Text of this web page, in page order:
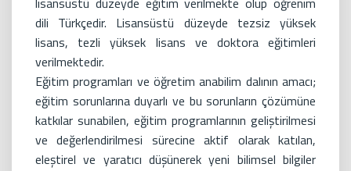
dili Türkçedir. Lisansüstü düzeyde tezsiz yüksek
lisans, tezli yüksek lisans ve doktora eğitimleri
verilmektedir.
Eğitim programları ve öğretim anabilim dalının amacı;
eğitim sorunlarına duyarlı ve bu sorunların çözümüne
katkılar sunabilen, eğitim programlarının geliştirilmesi
ve değerlendirilmesi sürecine aktif olarak katılan,
eleştirel ve yaratıcı düşünerek yeni bilimsel bilgiler